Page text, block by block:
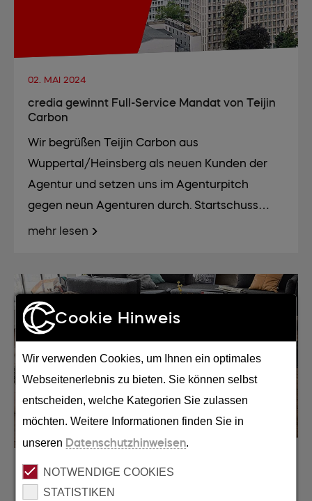
02. MAI 2024
credia gewinnt Full-Service Mandat von Teijin
Carbon
Wir begrüßen Teijin Carbon aus
Wuppertal/Heinsberg als neuen Kunden der
Agentur und setzen uns im Agenturpitch
gegen neun Agenturen durch. Startschuss…
mehr lesen
06. FEBRUAR 2024
Pitch-Gewinn für den Relaunch der HolzLand
Cookie Hinweis
Wir verwenden Cookies, um Ihnen ein optimales
Webseitenerlebnis zu bieten. Sie können selbst
entscheiden, welche Kategorien Sie zulassen
möchten. Weitere Informationen finden Sie in
unseren Datenschutzhinweisen.
NOTWENDIGE COOKIES
STATISTIKEN